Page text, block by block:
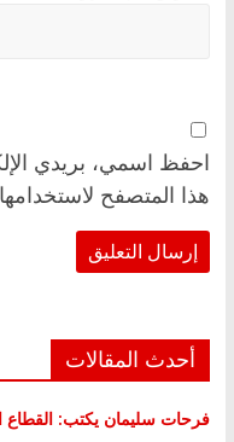
احفظ اسمي، بريدي
هذا المتصفح
أحدث المقالات
فرحات سليمان يكتب: القطاع